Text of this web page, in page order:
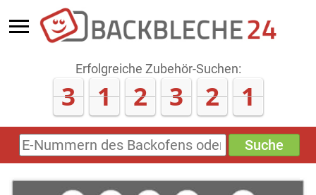
Erfolgreiche Zubehör-Suchen:
3 1 2 3 2 1
E-
Nummern
Suche